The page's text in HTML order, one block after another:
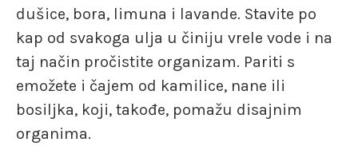
dušice, bora, limuna i lavande. Stavite po
kap od svakoga ulja u činiju vrele vode i na
taj način pročistite organizam. Pariti s
emožete i čajem od kamilice, nane ili
bosiljka, koji, takođe, pomažu disajnim
organima.